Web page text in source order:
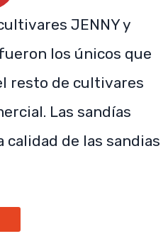
JENNY y
fueron los únicos que
resto de cultivares
Las sandías
de las sandias